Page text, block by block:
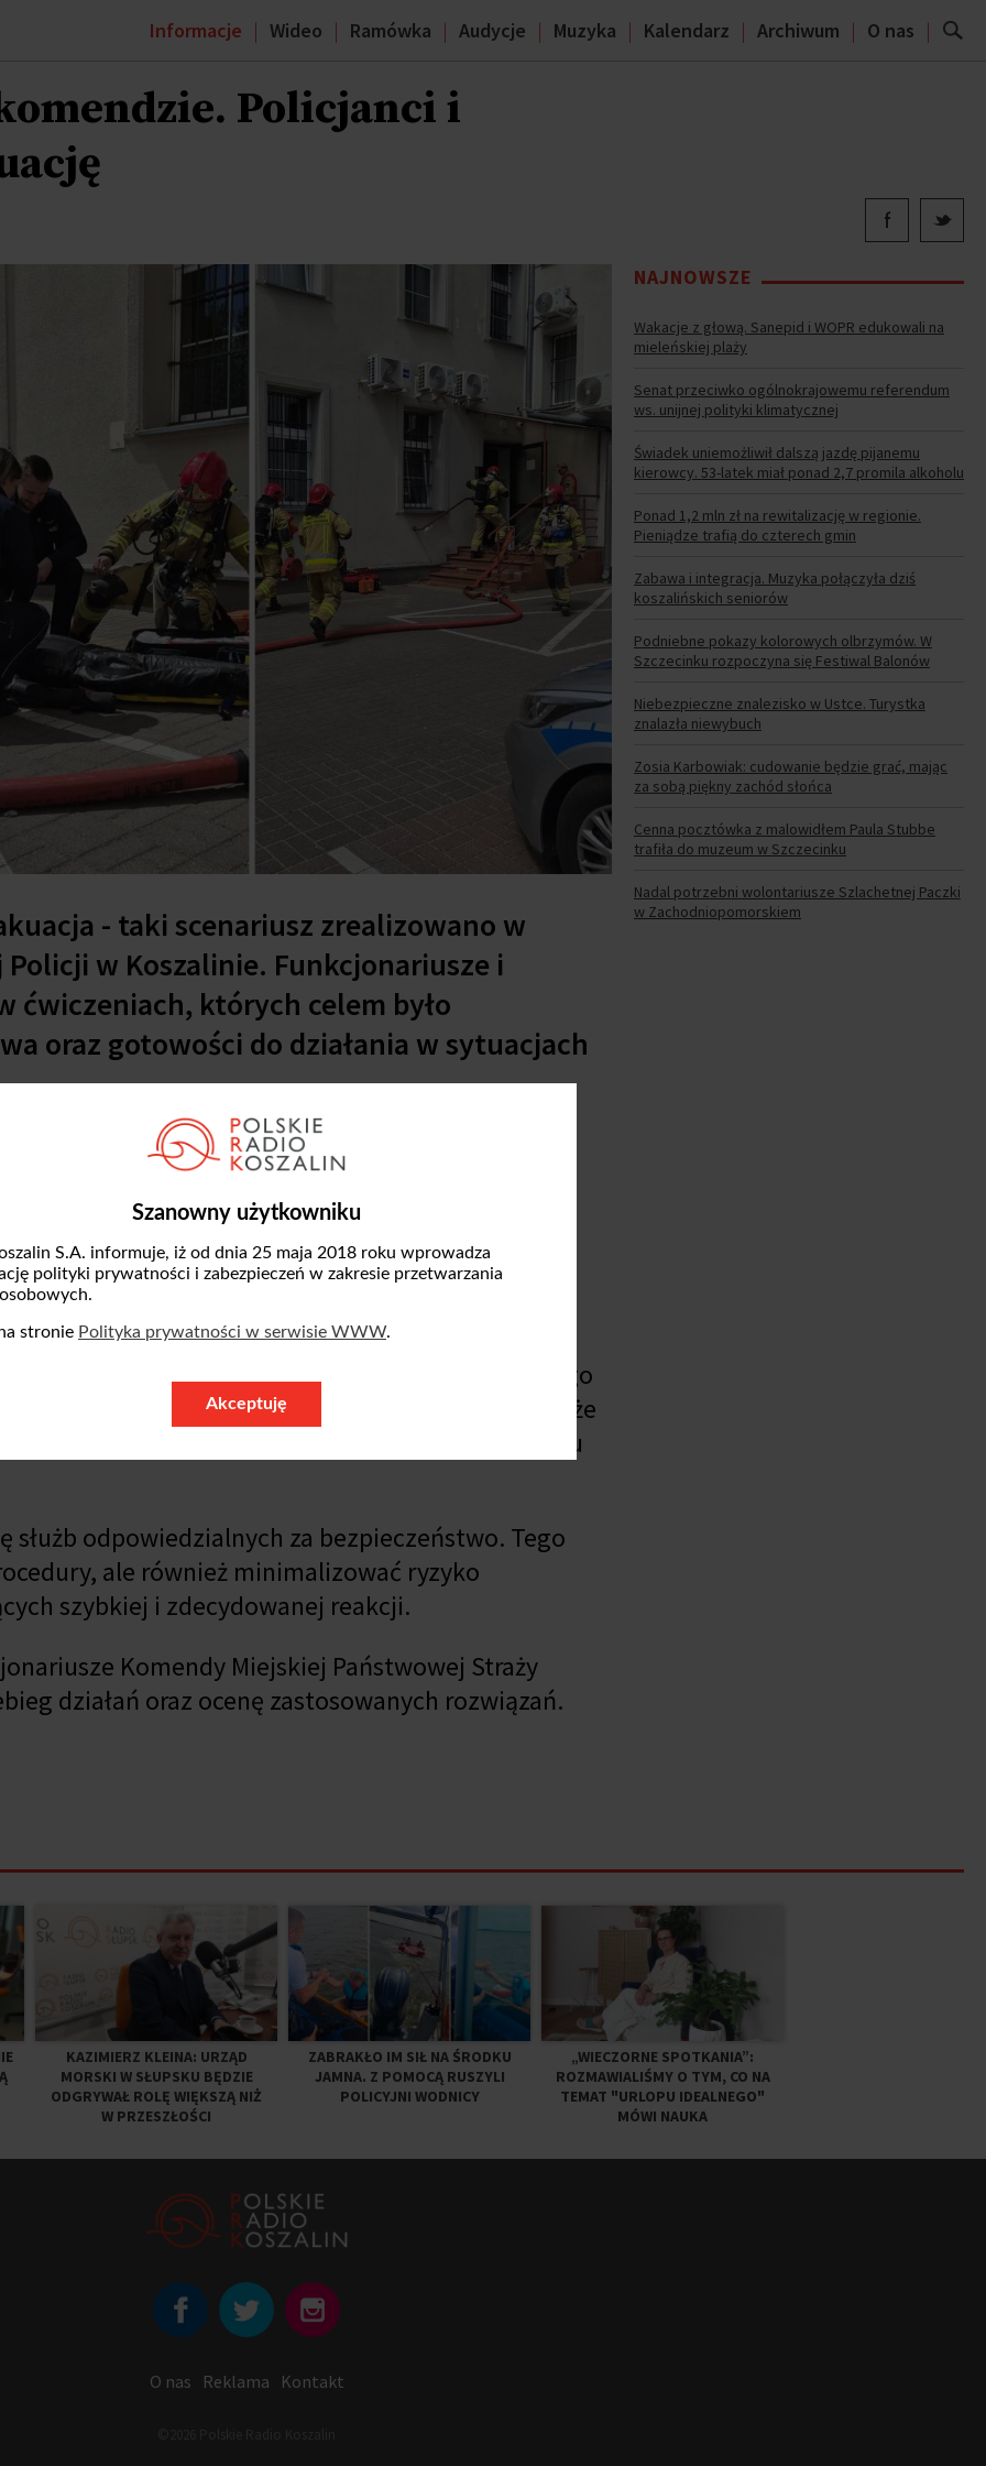
Szanowny użytkowniku
S.A. informuje, iż od dnia 25 maja 2018 roku wprowadza
polityki prywatności i zabezpieczeń w zakresie przetwarzania
stronie Polityka prywatności w serwisie WWW.
Akceptuję
Informacje Wideo Ramówka Audycje Muzyka Kalendarz Archiwum O nas
Policjanci i
- taki scenariusz zrealizowano w
w Koszalinie. Funkcjonariusze i
ćwiczeniach, których celem było
oraz gotowości do działania w sytuacjach
ćwiczenia ewakuacyjne. Ich celem było
jednostki radzą sobie w sytuacji wymagającej
weryfikacja obowiązujących procedur
o zagrożeniu oraz procedury
również czas potrzebny do bezpiecznego
się w budynku. Ćwiczenia pozwoliły także
oraz organizację całego procesu
służb odpowiedzialnych za bezpieczeństwo. Tego
ale również minimalizować ryzyko
szybkiej i zdecydowanej reakcji.
Komendy Miejskiej Państwowej Straży
działań oraz ocenę zastosowanych rozwiązań.
NAJNOWSZE
Wakacje z głową. Sanepid i WOPR edukowali na
mieleńskiej plaży
Senat przeciwko ogólnokrajowemu referendum
ws. unijnej polityki klimatycznej
Świadek uniemożliwił dalszą jazdę pijanemu
kierowcy. 53-latek miał ponad 2,7 promila alkoholu
Ponad 1,2 mln zł na rewitalizację w regionie.
Pieniądze trafią do czterech gmin
Zabawa i integracja. Muzyka połączyła dziś
koszalińskich seniorów
Podniebne pokazy kolorowych olbrzymów. W
Szczecinku rozpoczyna się Festiwal Balonów
Niebezpieczne znalezisko w Ustce. Turystka
znalazła niewybuch
Zosia Karbowiak: cudowanie będzie grać, mając
za sobą piękny zachód słońca
Cenna pocztówka z malowidłem Paula Stubbe
trafiła do muzeum w Szczecinku
Nadal potrzebni wolontariusze Szlachetnej Paczki
w Zachodniopomorskiem
KAZIMIERZ KLEINA: URZĄD
MORSKI W SŁUPSKU BĘDZIE
ODGRYWAŁ ROLĘ WIĘKSZĄ NI
W PRZESZŁOŚCI
ZABRAKŁO IM SIŁ NA ŚRODKU
JAMNA. Z POMOCĄ RUSZYLI
POLICYJNI WODNICY
„WIECZORNE SPOTKANIA”:
ROZMAWIALIŚMY O TYM, CO NA
TEMAT "URLOPU IDEALNEGO"
MÓWI NAUKA
O nas Reklama Kontakt